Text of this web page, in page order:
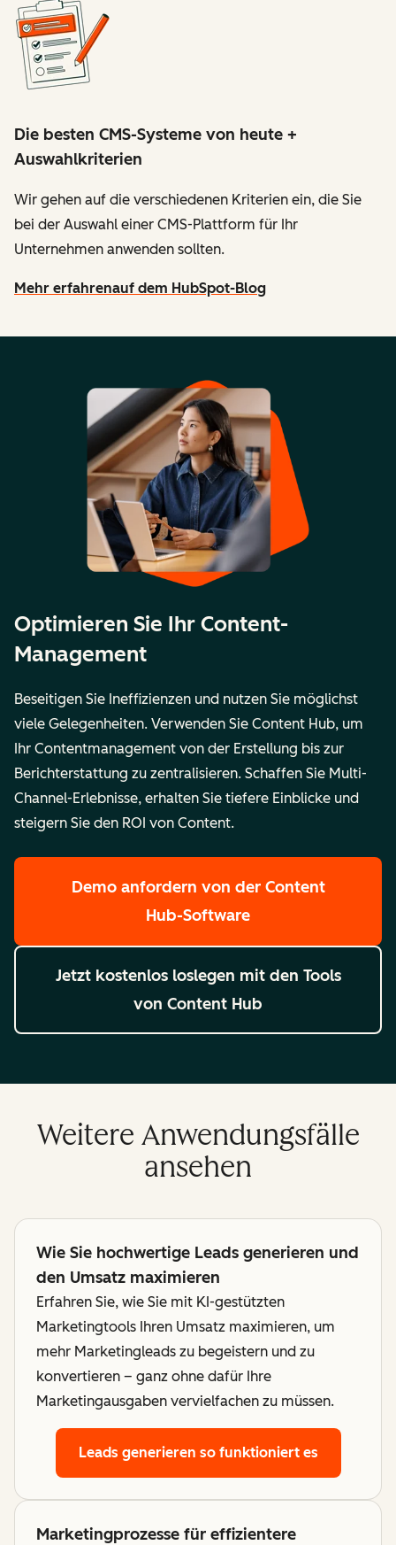
Die besten CMS-Systeme von heute +
Auswahlkriterien
Wir gehen auf die verschiedenen Kriterien ein, die Sie
bei der Auswahl einer CMS-Plattform für Ihr
Unternehmen anwenden sollten.
Mehr erfahrenauf dem HubSpot-Blog
Optimieren Sie Ihr Content-
Management
Beseitigen Sie Ineffizienzen und nutzen Sie möglichst
viele Gelegenheiten. Verwenden Sie Content Hub, um
Ihr Contentmanagement von der Erstellung bis zur
Berichterstattung zu zentralisieren. Schaffen Sie Multi-
Channel-Erlebnisse, erhalten Sie tiefere Einblicke und
steigern Sie den ROI von Content.
Demo anfordern von der Content
Hub-Software
Jetzt kostenlos loslegen mit den Tools
von Content Hub
Weitere Anwendungsfälle
ansehen
Wie Sie hochwertige Leads generieren und
den Umsatz maximieren
Erfahren Sie, wie Sie mit KI-gestützten
Marketingtools Ihren Umsatz maximieren, um
mehr Marketingleads zu begeistern und zu
konvertieren – ganz ohne dafür Ihre
Marketingausgaben vervielfachen zu müssen.
Leads generieren so funktioniert es
Marketingprozesse für effizientere